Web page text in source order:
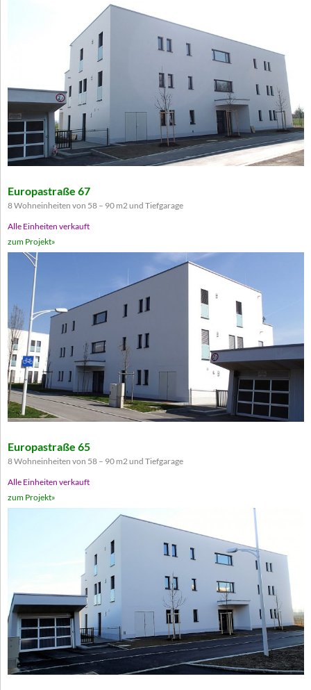
Europastraße 67
8 Wohneinheiten von 58 – 90 m2 und Tiefgarage
Alle Einheiten verkauft
zum Projekt»
Europastraße 65
8 Wohneinheiten von 58 – 90 m2 und Tiefgarage
Alle Einheiten verkauft
zum Projekt»